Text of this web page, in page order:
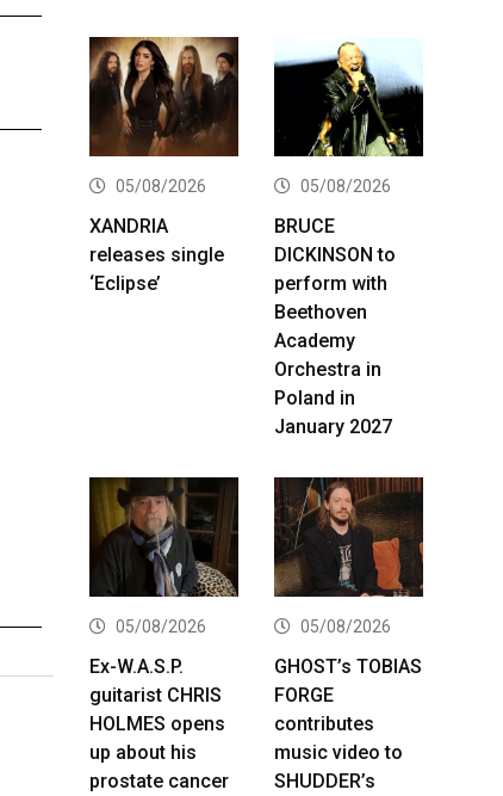
05/08/2026
XANDRIA
releases single
‘Eclipse’
05/08/2026
BRUCE
DICKINSON to
perform with
Beethoven
Academy
Orchestra in
Poland in
January 2027
05/08/2026
Ex-W.A.S.P.
guitarist CHRIS
HOLMES opens
up about his
prostate cancer
05/08/2026
GHOST’s TOBIAS
FORGE
contributes
music video to
SHUDDER’s